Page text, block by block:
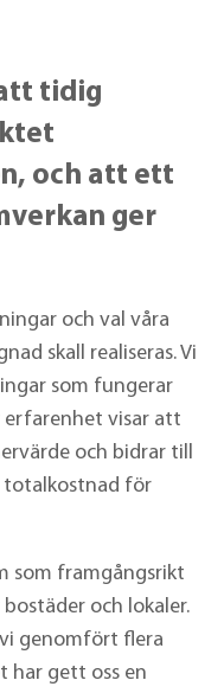
tidig
och att ett
ger
och val våra
skall realiseras. Vi
som fungerar
erfarenhet visar att
och bidrar till
totalkostnad för
som framgångsrikt
och lokaler.
genomfört flera
har gett oss en